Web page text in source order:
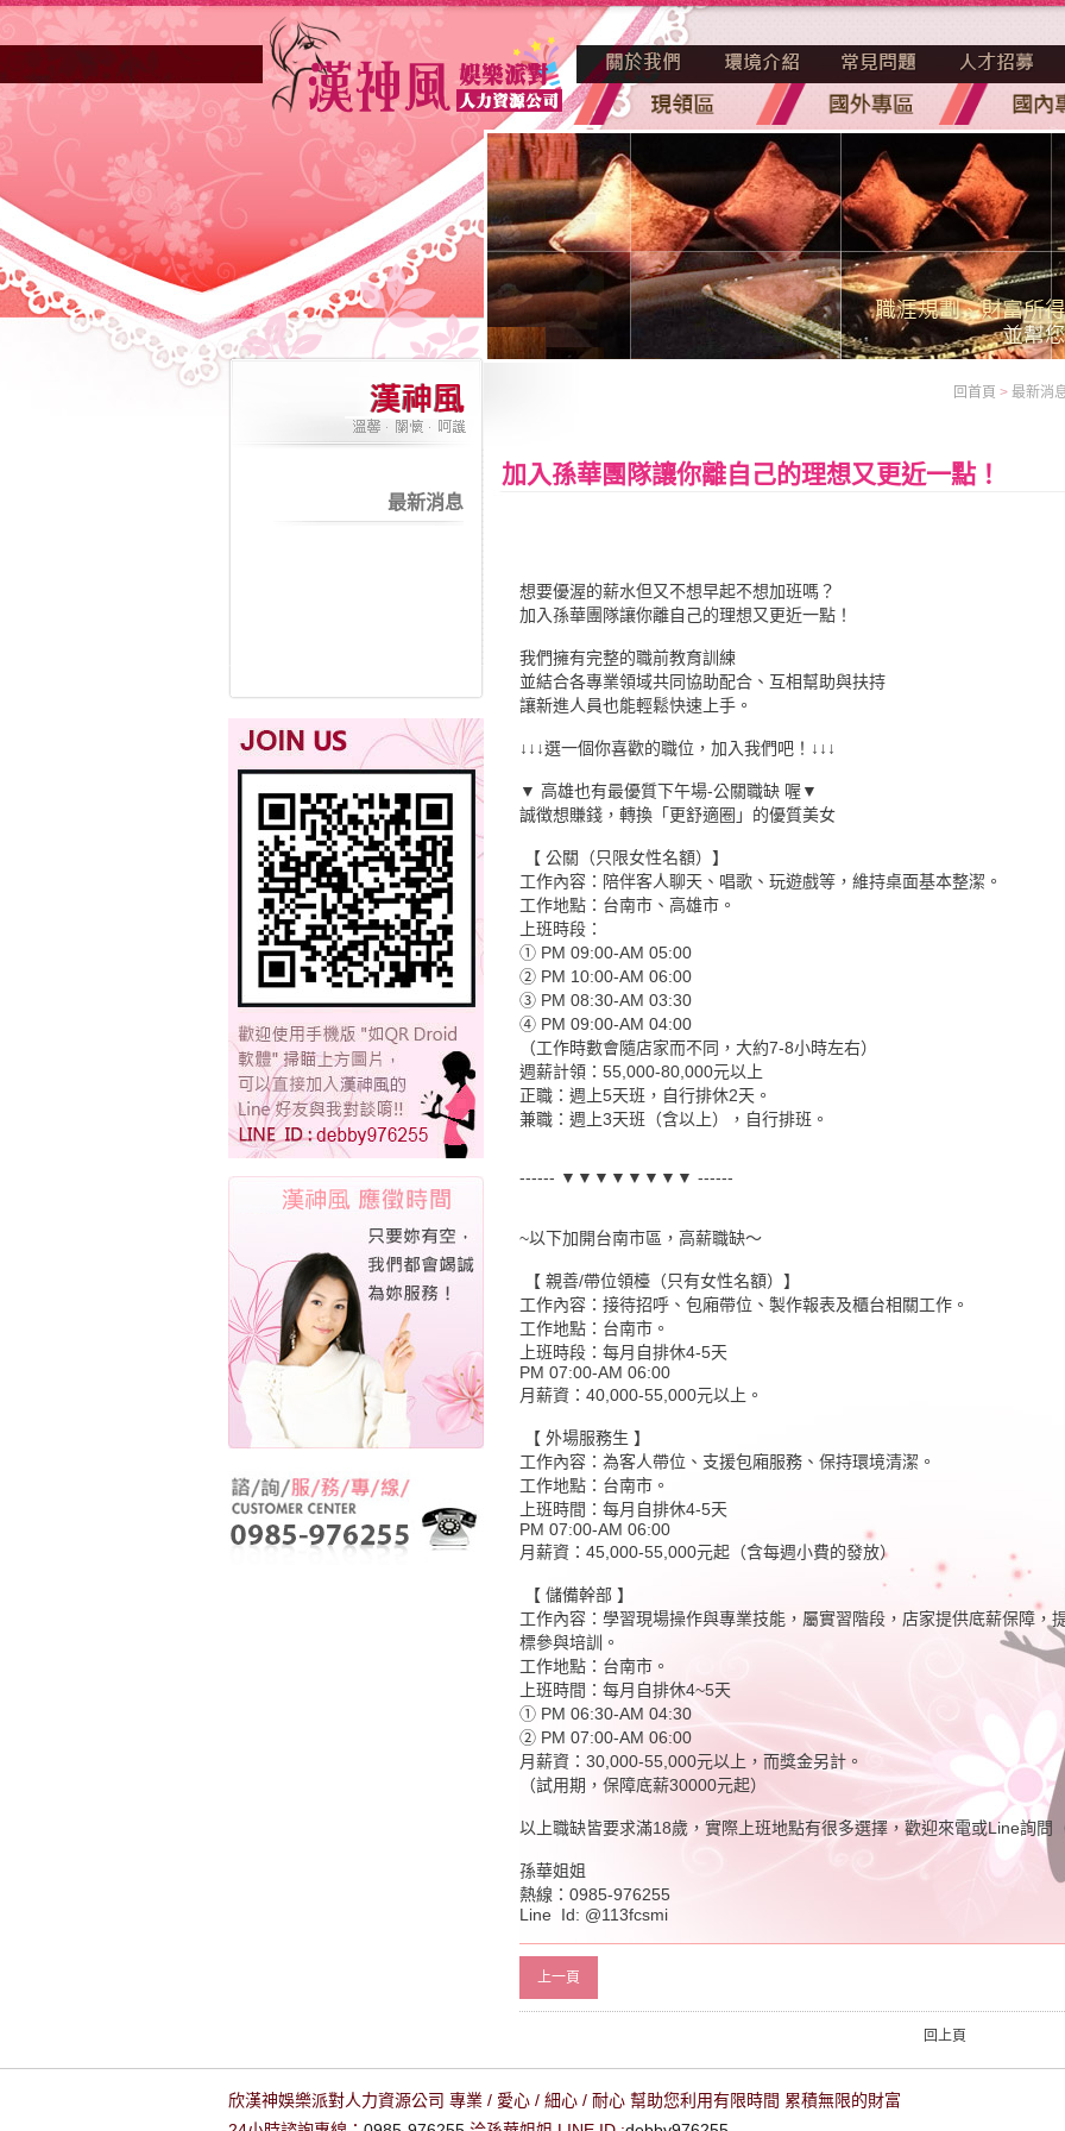
最新消息
回首頁 > 最新消
加入孫華團隊讓你離自己的理想又更近一點！
想要優渥的薪水但又不想早起不想加班嗎？
加入孫華團隊讓你離自己的理想又更近一點！
我們擁有完整的職前教育訓練
並結合各專業領域共同協助配合、互相幫助與扶持
讓新進人員也能輕鬆快速上手。
↓↓↓選一個你喜歡的職位，加入我們吧！↓↓↓
▼ 高雄也有最優質下午場-公關職缺 喔▼
誠徴想賺錢，轉換「更舒適圈」的優質美女
【 公關（只限女性名額）】
工作內容：陪伴客人聊天、唱歌、玩遊戲等，維持桌面基本整潔。
工作地點：台南市、高雄市。
上班時段：
① PM 09:00-AM 05:00
② PM 10:00-AM 06:00
③ PM 08:30-AM 03:30
④ PM 09:00-AM 04:00
（工作時數會隨店家而不同，大約7-8小時左右）
週薪計領：55,000-80,000元以上
正職：週上5天班，自行排休2天。
兼職：週上3天班（含以上），自行排班。
------ ▼▼▼▼▼▼▼▼ ------
~以下加開台南市區，高薪職缺～
【 親善/帶位領檯（只有女性名額）】
工作內容：接待招呼、包廂帶位、製作報表及櫃台相關工作。
工作地點：台南市。
上班時段：每月自排休4-5天
PM 07:00-AM 06:00
月薪資：40,000-55,000元以上。
【 外場服務生 】
工作內容：為客人帶位、支援包廂服務、保持環境清潔。
工作地點：台南市。
上班時間：每月自排休4-5天
PM 07:00-AM 06:00
月薪資：45,000-55,000元起（含每週小費的發放）
【 儲備幹部 】
工作內容：學習現場操作與專業技能，屬實習階段，店家提供底薪保障，
標參與培訓。
工作地點：台南市。
上班時間：每月自排休4~5天
① PM 06:30-AM 04:30
② PM 07:00-AM 06:00
月薪資：30,000-55,000元以上，而獎金另計。
（試用期，保障底薪30000元起）
以上職缺皆要求滿18歲，實際上班地點有很多選擇，歡迎來電或Line詢問
孫華姐姐
熱線：0985-976255
Line Id: @113fcsmi
上一頁
回上頁
欣漢神娛樂派對人力資源公司 專業 / 愛心 / 細心 / 耐心 幫助您利用有限時間 累積無限的財富